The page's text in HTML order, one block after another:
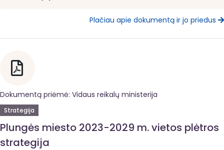
Plačiau apie dokumentą ir jo priedus
Dokumentą priėmė: Vidaus reikalų ministerija
Strategija
Plungės miesto 2023-2029 m. vietos plėtros
strategija